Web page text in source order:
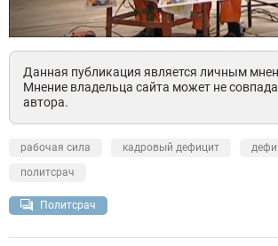
Данная публикация является личным
Мнение владельца сайта может не
автора.
рабочая сила кадровый дефицит
политсрач
Политсрач